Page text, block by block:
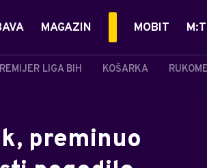
LIGA BIH KOŠARKA
MAGAZIN MOBIT
preminuo